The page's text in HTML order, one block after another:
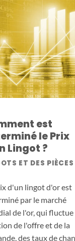
est
le Prix
Lingot ?
ET DES PIÈCES
d'un lingot d'or est
par le marché
de l'or, qui fluctue
de l'offre et de la
des taux de